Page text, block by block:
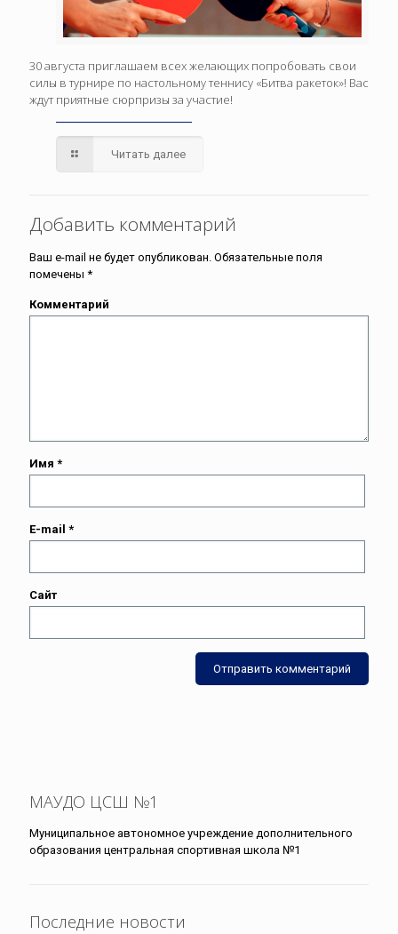
30 августа приглашаем всех желающих попробовать свои
силы в турнире по настольному теннису «Битва ракеток»! Вас
ждут приятные сюрпризы за участие!
Читать далее
Добавить комментарий
Ваш e-mail не будет опубликован. Обязательные поля
помечены *
Комментарий
Имя *
E-mail *
Сайт
МАУДО ЦСШ №1
Муниципальное автономное учреждение дополнительного
образования центральная спортивная школа №1
Последние новости